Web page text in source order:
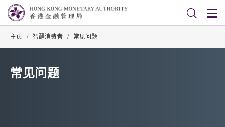
主页 / 智醒消费者 / 常见问题
常见问题